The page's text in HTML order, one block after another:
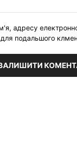
адресу
подальшого